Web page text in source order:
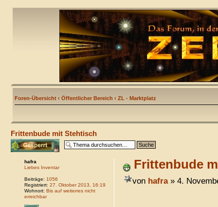
Foren-Übersicht ‹ Öffentlicher Bereich ‹ ZL - Marktplatz
Frittenbude mit Stehtisch
Thema gesperrt
Frittenbude
von hafra» 4.
hafra
Liebes Inventar
Beiträge: 1056
Registriert: 27. Oktober 2013, 16:19
Wohnort: Bis auf weiterres nicht
erreichbar